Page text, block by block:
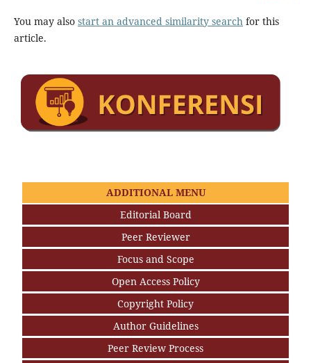
You may also start an advanced similarity searchfor this
article.
ADDITIONAL MENU
Editorial Board
Peer Reviewer
Focus and Scope
Open Access Policy
Copyright Policy
Author Guidelines
Peer Review Process